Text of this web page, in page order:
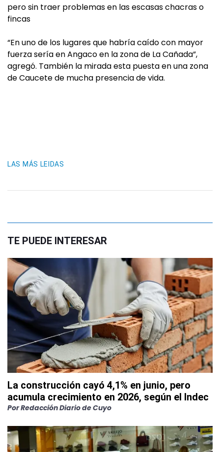
pero sin traer problemas en las escasas chacras o
fincas
“En uno de los lugares que habría caído con mayor
fuerza sería en Angaco en la zona de La Cañada”,
agregó. También la mirada esta puesta en una zona
de Caucete de mucha presencia de vida.
LAS MÁS LEIDAS
TE PUEDE INTERESAR
La construcción cayó 4,1% en junio, pero
acumula crecimiento en 2026, según el Indec
PorRedacción Diario de Cuyo